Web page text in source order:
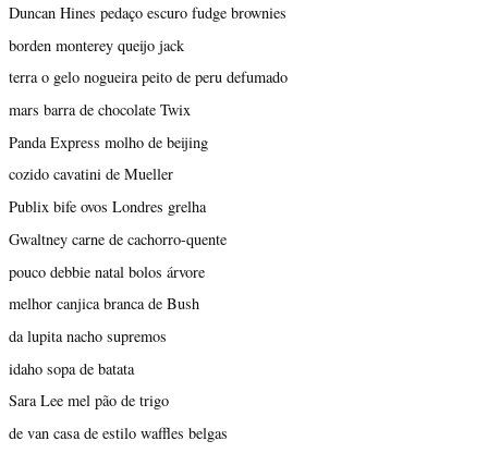
Duncan Hines pedaço escuro fudge brownies
borden monterey queijo jack
terra o gelo nogueira peito de peru defumado
mars barra de chocolate Twix
Panda Express molho de beijing
cozido cavatini de Mueller
Publix bife ovos Londres grelha
Gwaltney carne de cachorro-quente
pouco debbie natal bolos árvore
melhor canjica branca de Bush
da lupita nacho supremos
idaho sopa de batata
Sara Lee mel pão de trigo
de van casa de estilo waffles belgas